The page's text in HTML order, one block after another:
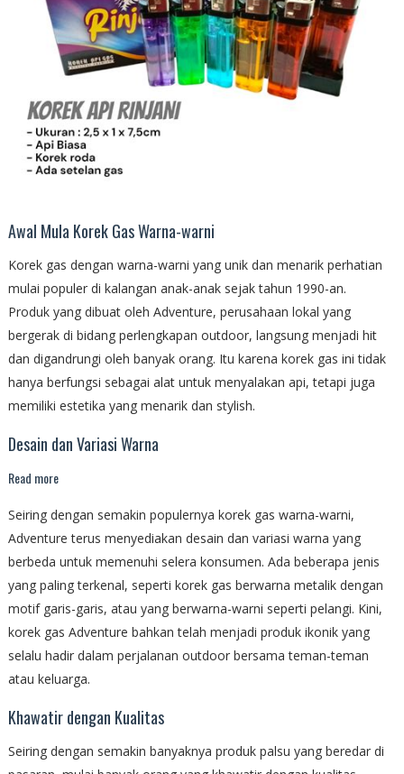
Awal Mula Korek Gas Warna-warni
Korek gas dengan warna-warni yang unik dan menarik perhatian
mulai populer di kalangan anak-anak sejak tahun 1990-an.
Produk yang dibuat oleh Adventure, perusahaan lokal yang
bergerak di bidang perlengkapan outdoor, langsung menjadi hit
dan digandrungi oleh banyak orang. Itu karena korek gas ini tidak
hanya berfungsi sebagai alat untuk menyalakan api, tetapi juga
memiliki estetika yang menarik dan stylish.
Desain dan Variasi Warna
Read more
Seiring dengan semakin populernya korek gas warna-warni,
Adventure terus menyediakan desain dan variasi warna yang
berbeda untuk memenuhi selera konsumen. Ada beberapa jenis
yang paling terkenal, seperti korek gas berwarna metalik dengan
motif garis-garis, atau yang berwarna-warni seperti pelangi. Kini,
korek gas Adventure bahkan telah menjadi produk ikonik yang
selalu hadir dalam perjalanan outdoor bersama teman-teman
atau keluarga.
Khawatir dengan Kualitas
Seiring dengan semakin banyaknya produk palsu yang beredar di